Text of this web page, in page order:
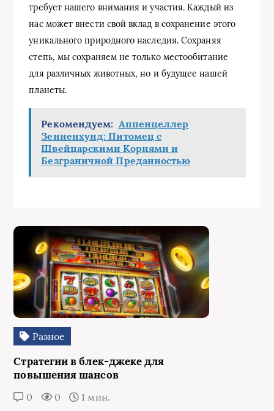
требует нашего внимания и участия. Каждый из
нас может внести свой вклад в сохранение этого
уникального природного наследия. Сохраняя
степь, мы сохраняем не только местообитание
для различных животных, но и будущее нашей
планеты.
Рекомендуем: Аппенцеллер
Зенненхунд: Питомец с
Швейцарскими Корнями и
Безграничной Преданностью
Разное
Стратегии в блек-джеке для
повышения шансов
0 0 1 мин.